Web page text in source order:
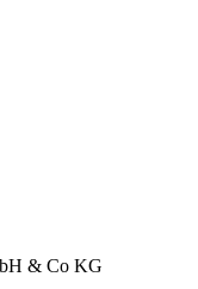
& Co KG